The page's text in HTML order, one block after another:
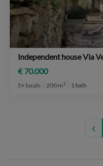
€ 70.000
5+ locals 200 m2 1 bath